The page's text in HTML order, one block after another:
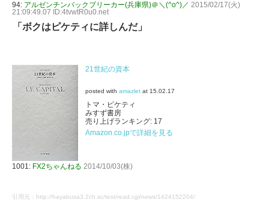
94: アルゼンチンバックブリーカー(兵庫県)＠＼(^o^)／ 2015/02/17(火)
21:09:49.07 ID:4tvwtR0u0.net
「ボクはピケティに詳しんだ」
21世紀の資本
posted with amazlet at 15.02.17
トマ・ピケティ
みすず書房
売り上げランキング: 17
Amazon.co.jpで詳細を見る
1001: FX2ちゃんねる 2014/10/03(株)
引用元：http://hayabusa3.2ch.sc/test/read.cgi/news/1424152204/